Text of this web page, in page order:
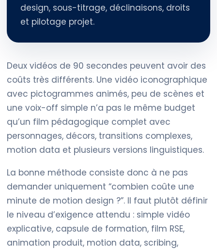
design, sous-titrage, déclinaisons, droits
et pilotage projet.
Deux vidéos de 90 secondes peuvent avoir des
coûts très différents. Une vidéo iconographique
avec pictogrammes animés, peu de scènes et
une voix-off simple n’a pas le même budget
qu’un film pédagogique complet avec
personnages, décors, transitions complexes,
motion data et plusieurs versions linguistiques.
La bonne méthode consiste donc à ne pas
demander uniquement “combien coûte une
minute de motion design ?”. Il faut plutôt définir
le niveau d’exigence attendu : simple vidéo
explicative, capsule de formation, film RSE,
animation produit, motion data, scribing,